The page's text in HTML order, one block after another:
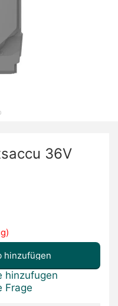
36V
hinzufügen
hinzufugen
Frage